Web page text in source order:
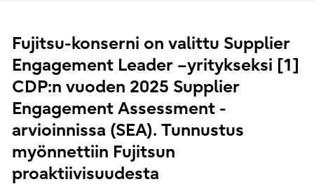
Fujitsu-konserni on valittu Supplier
Engagement Leader –yritykseksi [1]
CDP:n vuoden 2025 Supplier
Engagement Assessment -
arvioinnissa (SEA). Tunnustus
myönnettiin Fujitsun
proaktiivisuudesta